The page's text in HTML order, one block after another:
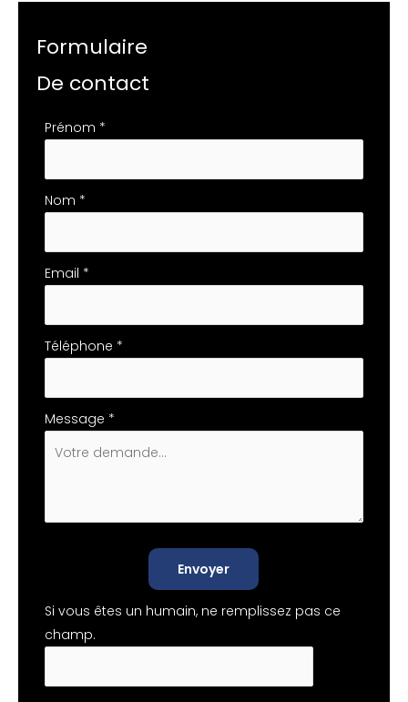
Formulaire
De contact
Formulaire
téléphone
Prénom *
Nom *
Email *
Téléphone *
Message *
Envoyer
Si vous êtes un humain, ne remplissez pas ce
champ.